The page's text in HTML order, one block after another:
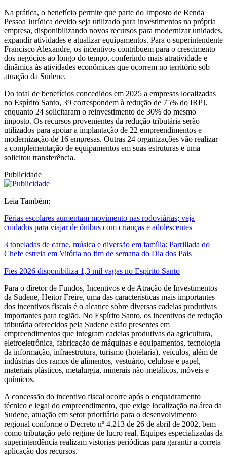
Na prática, o benefício permite que parte do Imposto de Renda
Pessoa Jurídica devido seja utilizado para investimentos na própria
empresa, disponibilizando novos recursos para modernizar unidades,
expandir atividades e atualizar equipamentos. Para o superintendente
Francisco Alexandre, os incentivos contribuem para o crescimento
dos negócios ao longo do tempo, conferindo mais atratividade e
dinâmica às atividades econômicas que ocorrem no território sob
atuação da Sudene.
Do total de benefícios concedidos em 2025 a empresas localizadas
no Espírito Santo, 39 correspondem à redução de 75% do IRPJ,
enquanto 24 solicitaram o reinvestimento de 30% do mesmo
imposto. Os recursos provenientes da redução tributária serão
utilizados para apoiar a implantação de 22 empreendimentos e
modernização de 16 empresas. Outras 24 organizações vão realizar
a complementação de equipamentos em suas estruturas e uma
solicitou transferência.
Publicidade
Leia Também:
Férias escolares aumentam movimento nas rodoviárias; veja
cuidados para viajar de ônibus com crianças e adolescentes
3 toneladas de carne, música e diversão em família: Parrillada do
Chefe estreia em Vitória no fim de semana do Dia dos Pais
Fies 2026 disponibiliza 1,3 mil vagas no Espírito Santo
Para o diretor de Fundos, Incentivos e de Atração de Investimentos
da Sudene, Heitor Freire, uma das características mais importantes
dos incentivos fiscais é o alcance sobre diversas cadeias produtivas
importantes para região. No Espírito Santo, os incentivos de redução
tributária oferecidos pela Sudene estão presentes em
empreendimentos que integram cadeias produtivas da agricultura,
eletroeletrônica, fabricação de máquinas e equipamentos, tecnologia
da informação, infraestrutura, turismo (hotelaria), veículos, além de
indústrias dos ramos de alimentos, vestuário, celulose e papel,
materiais plásticos, metalurgia, minerais não-metálicos, móveis e
químicos.
A concessão do incentivo fiscal ocorre após o enquadramento
técnico e legal do empreendimento, que exige localização na área da
Sudene, atuação em setor prioritário para o desenvolvimento
regional conforme o Decreto nº 4.213 de 26 de abril de 2002, bem
como tributação pelo regime de lucro real. Equipes especializadas da
superintendência realizam vistorias periódicas para garantir a correta
aplicação dos recursos.